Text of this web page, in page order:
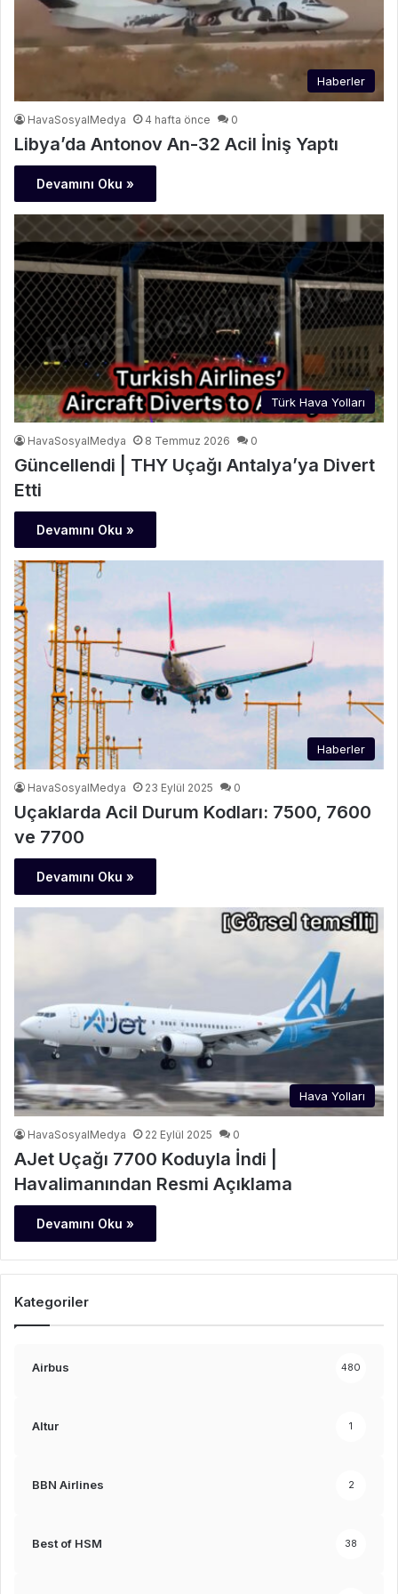
Haberler
HavaSosyalMedya 4 hafta önce 0
Libya’da Antonov An-32 Acil İniş Yaptı
Devamını Oku »
Türk Hava Yolları
HavaSosyalMedya 8 Temmuz 2026 0
Güncellendi | THY Uçağı Antalya’ya Divert
Etti
Devamını Oku »
Haberler
HavaSosyalMedya 23 Eylül 2025 0
Uçaklarda Acil Durum Kodları: 7500, 7600
ve 7700
Devamını Oku »
Hava Yolları
HavaSosyalMedya 22 Eylül 2025 0
AJet Uçağı 7700 Koduyla İndi |
Havalimanından Resmi Açıklama
Devamını Oku »
Kategoriler
Airbus 480
Altur 1
BBN Airlines 2
Best of HSM 38